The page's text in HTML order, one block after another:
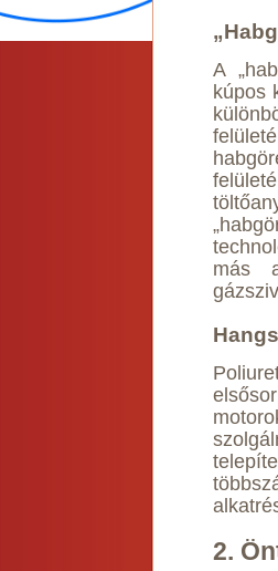
A
kúpos
más
2.